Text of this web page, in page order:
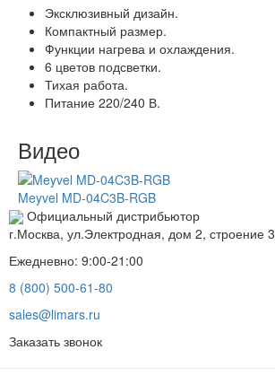
Эксклюзивный дизайн.
Компактный размер.
Функции нагрева и охлаждения.
6 цветов подсветки.
Тихая работа.
Питание 220/240 В.
Видео
Meyvel MD-04C3B-RGB
Официальный дистрибьютор
г.Москва, ул.Электродная, дом 2, строение 3
Ежедневно: 9:00-21:00
8 (800) 500-61-80
sales@limars.ru
Заказать звонок